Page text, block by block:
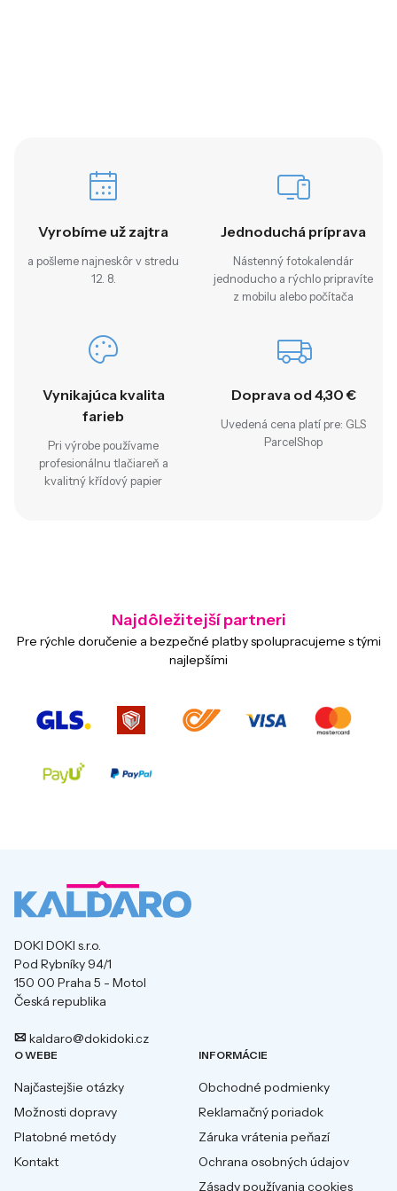
Vyrobíme už zajtra
a pošleme najneskôr v stredu
12. 8.
Jednoduchá príprava
Nástenný fotokalendár
jednoducho a rýchlo pripravíte
z mobilu alebo počítača
Vynikajúca kvalita
farieb
Pri výrobe používame
profesionálnu tlačiareň a
kvalitný křídový papier
Doprava od 4,30 €
Uvedená cena platí pre: GLS
ParcelShop
Najdôležitejší partneri
Pre rýchle doručenie a bezpečné platby spolupracujeme s tými
najlepšími
DOKI DOKI s.r.o.
Pod Rybníky 94/1
150 00 Praha 5 - Motol
Česká republika
kaldaro@dokidoki.cz
O WEBE
Najčastejšie otázky
Možnosti dopravy
Platobné metódy
Kontakt
INFORMÁCIE
Obchodné podmienky
Reklamačný poriadok
Záruka vrátenia peňazí
Ochrana osobných údajov
Zásady používania cookies